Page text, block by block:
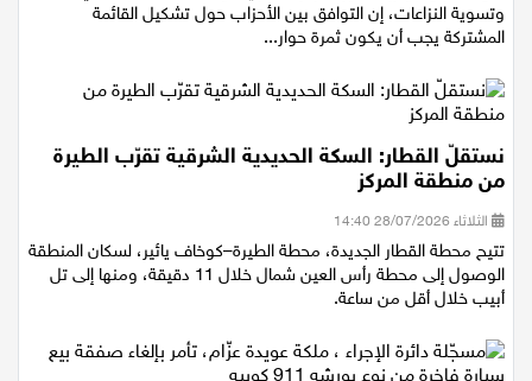
قال د. غزال أبو ريا، مدير المركز القطري للوساطة، للسلم الأهلي
وتسوية النزاعات، إن التوافق بين الأحزاب حول تشكيل القائمة
نستقلّ القطار: السكة الحديدية الشرقية تقرّب الطيرة
من منطقة المركز
الثلاثاء 28/07/2026 14:40
تتيح محطة القطار الجديدة، محطة الطيرة–كوخاف يائير، لسكان المنطقة